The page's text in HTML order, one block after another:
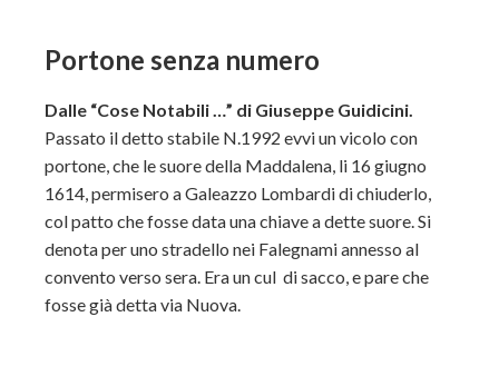
Portone senza numero
Dalle “Cose Notabili …” di Giuseppe Guidicini.
Passato il detto stabile N.1992 evvi un vicolo con
portone, che le suore della Maddalena, li 16 giugno
1614, permisero a Galeazzo Lombardi di chiuderlo,
col patto che fosse data una chiave a dette suore. Si
denota per uno stradello nei Falegnami annesso al
convento verso sera. Era un cul di sacco, e pare che
fosse già detta via Nuova.